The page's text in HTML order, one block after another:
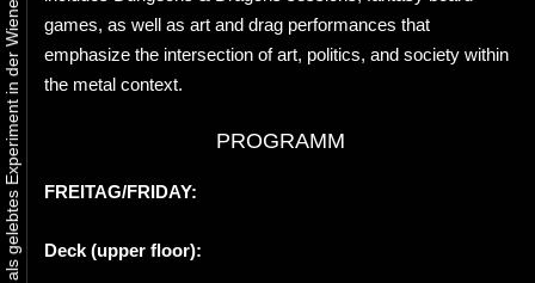
games, as well as art and drag performances that
emphasize the intersection of art, politics, and society within
the metal context.
PROGRAMM
FREITAG/FRIDAY:
Deck (upper floor):